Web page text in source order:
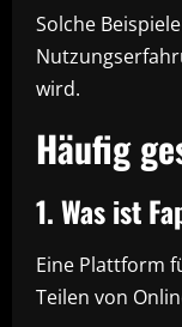
Solche
wird.
Häufig
1. Was ist
Eine Plattform
Teilen von